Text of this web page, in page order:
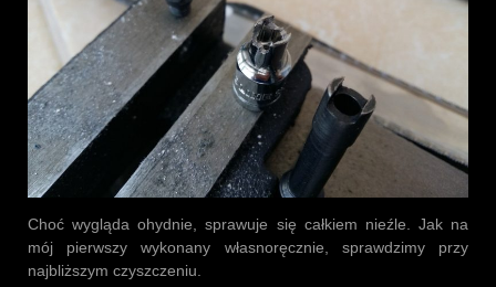
Choć wygląda ohydnie, sprawuje się całkiem nieźle. Jak na
mój pierwszy wykonany własnoręcznie, sprawdzimy przy
najbliższym czyszczeniu.